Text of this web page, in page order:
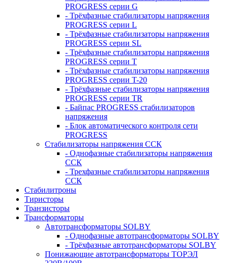
PROGRESS серии G
- Трёхфазные стабилизаторы напряжения
PROGRESS серии L
- Трёхфазные стабилизаторы напряжения
PROGRESS серии SL
- Трёхфазные стабилизаторы напряжения
PROGRESS серии T
- Трёхфазные стабилизаторы напряжения
PROGRESS серии T-20
- Трёхфазные стабилизаторы напряжения
PROGRESS серии TR
- Байпас PROGRESS стабилизаторов
напряжения
- Блок автоматического контроля сети
PROGRESS
Стабилизаторы напряжения ССК
- Однофазные стабилизаторы напряжения
ССК
- Трехфазные стабилизаторы напряжения
ССК
Стабилитроны
Тиристоры
Транзисторы
Трансформаторы
Автотрансформаторы SOLBY
- Однофазные автотрансформаторы SOLBY
- Трёхфазные автотрансформаторы SOLBY
Понижающие автотрансформаторы ТОРЭЛ